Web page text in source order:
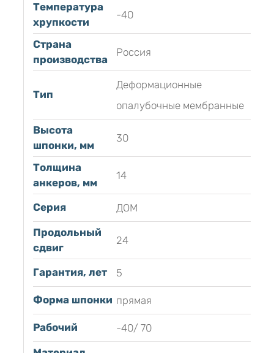
Температура
хрупкости
-40
Страна
производства
Россия
Тип
Деформационные
опалубочные мембранные
Высота
шпонки, мм
30
Толщина
анкеров, мм
14
Серия
ДОМ
Продольный
сдвиг
24
Гарантия, лет 5
Форма шпонки прямая
Рабочий
-40/ 70